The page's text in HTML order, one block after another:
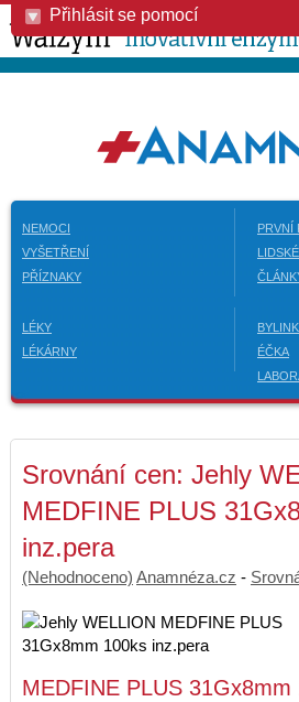
Přihlásit se pomocí
NEMOCI
VYŠETŘENÍ
PŘÍZNAKY
PRVNÍ
LÉKY
LÉKÁRNY
ÉČKA
Srovnání cen: Jehly
MEDFINE PLUS
inz.pera
(Nehodnoceno) Anamnéza.cz -
MEDFINE PLUS